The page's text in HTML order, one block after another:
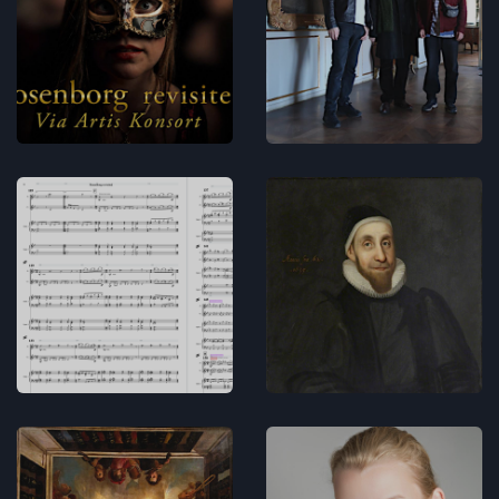
Rosenborg
revisited
Koncerter
Lydbilleder
Musikdramatik
Musikken
til
Rosenborg
revisited
Musikdramatik
Rosenborg
revisited -
Rosenborg
Line